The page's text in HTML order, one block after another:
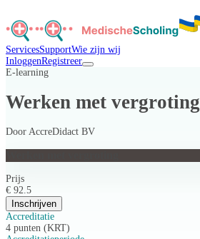
ServicesSupportWie zijn wij
InloggenRegistreer
E-learning
Werken met vergroting
Door AccreDidact BV
Prijs
€ 92.5
Inschrijven
Accreditatie
4 punten (KRT)